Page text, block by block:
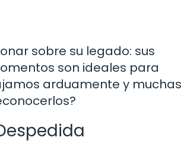
sobre su legado: sus
son ideales para
arduamente y muchas